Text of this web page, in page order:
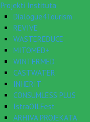
Projekti Instituta
Dialogue4Tourism
REVIVE
WASTEREDUCE
MITOMED+
WINTERMED
CASTWATER
INHERIT
CONSUMLESS PLUS
IstraOILFest
ARHIVA PROJEKATA